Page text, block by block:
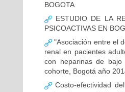
BOGOTA
ESTUDIO DE LA
PSICOACTIVAS EN
"Asociación entre el
renal en pacientes
con heparinas de
cohorte, Bogotá año
Costo-efectividad